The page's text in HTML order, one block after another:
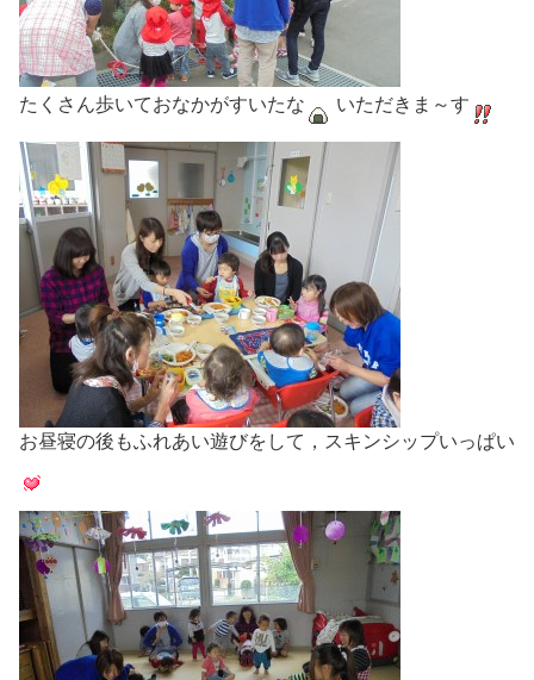
たくさん歩いておなかがすいたな いただきま～す
お昼寝の後もふれあい遊びをして，スキンシップいっぱい